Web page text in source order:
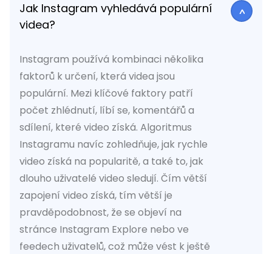
Jak Instagram vyhledává populární
videa?
Instagram používá kombinaci několika
faktorů k určení, která videa jsou
populární. Mezi klíčové faktory patří
počet zhlédnutí, líbí se, komentářů a
sdílení, které video získá. Algoritmus
Instagramu navíc zohledňuje, jak rychle
video získá na popularitě, a také to, jak
dlouho uživatelé video sledují. Čím větší
zapojení video získá, tím větší je
pravděpodobnost, že se objeví na
stránce Instagram Explore nebo ve
feedech uživatelů, což může vést k ještě